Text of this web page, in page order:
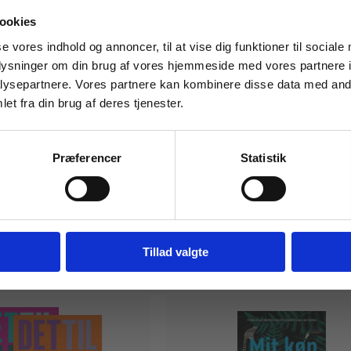
vores indhold og annoncer, til at vise dig funktioner til sociale
om din brug af vores hjemmeside med vores partnere
Vores partnere kan kombinere disse data med
fra din brug af deres tjenester.
Præferencer Statistik
Tillad valgte
mm.
For institutioner og
virksomheder. Du får
vist priser ekskl. moms.
Tilgå